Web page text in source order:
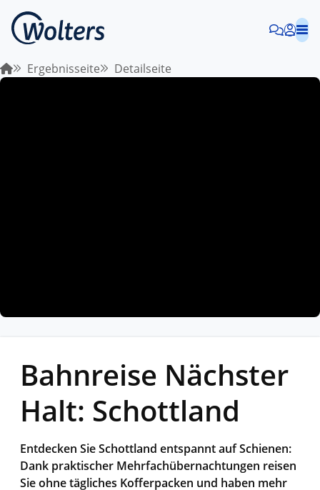
Ergebnisseite Detailseite
Bahnreise Nächster
Halt: Schottland
Entdecken Sie Schottland entspannt auf Schienen:
Dank praktischer Mehrfachübernachtungen reisen
Sie ohne tägliches Kofferpacken und haben mehr